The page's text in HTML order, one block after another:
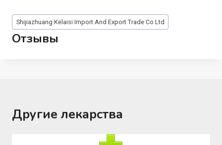
Метки
записи:
Shijiazhuang Kelaisi Import And Export Trade Co Ltd
Отзывы
Другие лекарства